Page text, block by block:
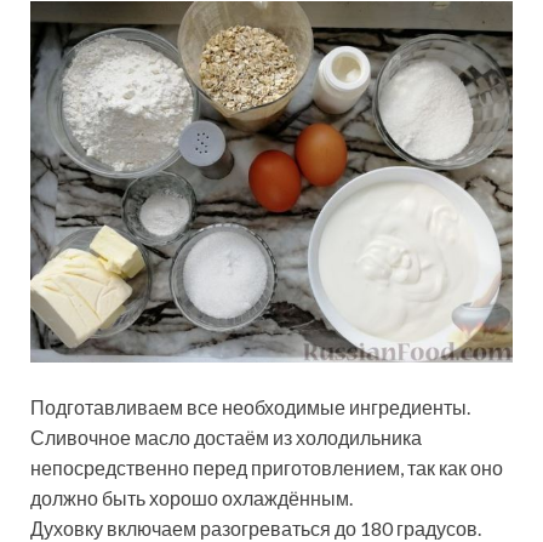
Подготавливаем все необходимые ингредиенты.
Сливочное масло достаём из холодильника
непосредственно перед приготовлением, так как оно
должно быть хорошо охлаждённым.
Духовку включаем разогреваться до 180 градусов.